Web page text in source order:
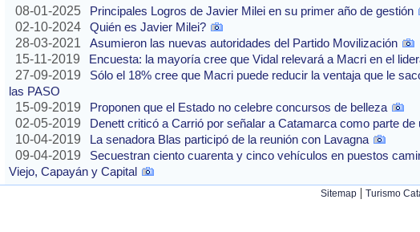
08-01-2025
Principales Logros de Javier Milei en su primer año de gestión
02-10-2024
Quién es Javier Milei?
28-03-2021
Asumieron las nuevas autoridades del Partido Movilización
15-11-2019
Encuesta: la mayoría cree que Vidal relevará a Macri en el
27-09-2019
Sólo el 18% cree que Macri puede reducir la ventaja que le
las PASO
15-09-2019
Proponen que el Estado no celebre concursos de belleza
02-05-2019
Denett criticó a Carrió por señalar a Catamarca como parte de
10-04-2019
La senadora Blas participó de la reunión con Lavagna
09-04-2019
Secuestran ciento cuarenta y cinco vehículos en puestos
Viejo, Capayán y Capital
Sitemap | Turismo